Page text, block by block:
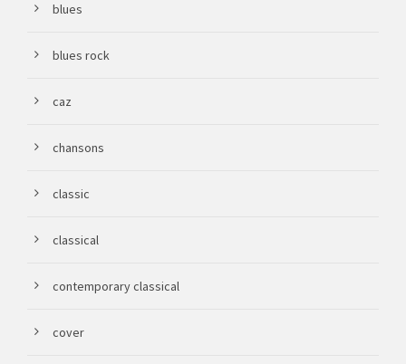
blues
blues rock
caz
chansons
classic
classical
contemporary classical
cover